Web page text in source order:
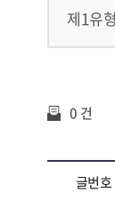
제1유형
0 건
글번호